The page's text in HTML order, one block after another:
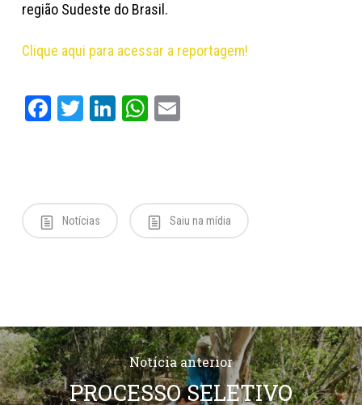
região Sudeste do Brasil.
Clique aqui para acessar a reportagem!
Facebook
Twitter
LinkedIn
WhatsApp
Email
Notícias Saiu na mídia
Notícia anterior
PROCESSO SELETIVO